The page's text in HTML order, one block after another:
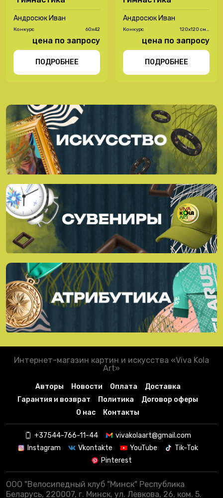
Андросюк Иван
Конкурс 60х42
цена по запросу
ПОДРОБНЕЕ
Андросюк Иван
Конкурс
120х120 см ,
цена по запросу
ПОДРОБНЕЕ
Интернет-магазин картин и искусства «Viva Kola
Art»
Авторы Новости Оплата
Доставка
Гарантия и возврат
Политика
Договор оферы
О нас
Контакты
+37544-766-11-44
vivakolaart@gmail.com
Instagram
Vkontakte YouTube
Tik-Tok
Pinterest
ООО "Велосипедный клуб "Минск" Республика
Беларусь, 220007, г. Минск, ул. Левкова, 26, ком. 5.